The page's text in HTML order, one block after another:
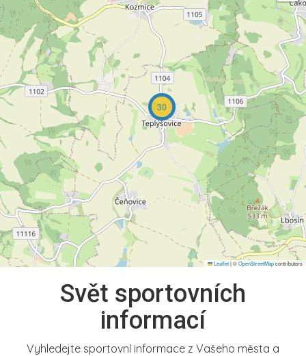
30
Leaflet|©OpenStreetMapcontributors
Svět sportovních
informací
Vyhledejte sportovní informace z Vašeho města a